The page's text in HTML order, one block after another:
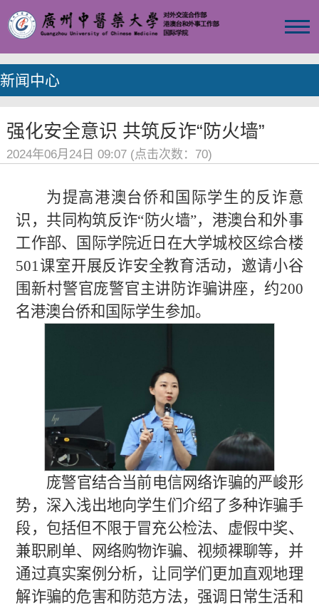
新闻中心
强化安全意识 共筑反诈“防火墙”
2024年06月24日 09:07 (点击次数： 70)
为提高港澳台侨和国际学生的反诈意
识，共同构筑反诈“防火墙”，港澳台和外事
工作部、国际学院近日在大学城校区综合楼
501课室开展反诈安全教育活动，邀请小谷
围新村警官庞警官主讲防诈骗讲座，约200
名港澳台侨和国际学生参加。
庞警官结合当前电信网络诈骗的严峻形
势，深入浅出地向学生们介绍了多种诈骗手
段，包括但不限于冒充公检法、虚假中奖、
兼职刷单、网络购物诈骗、视频裸聊等，并
通过真实案例分析，让同学们更加直观地理
解诈骗的危害和防范方法，强调日常生活和